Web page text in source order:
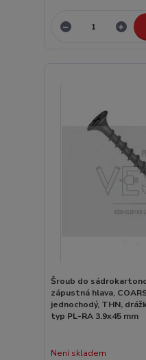
Šroub do
zápustná hlava,
jednochodý, THN,
typ PL-RA 3.9x45 mm
Není skladem